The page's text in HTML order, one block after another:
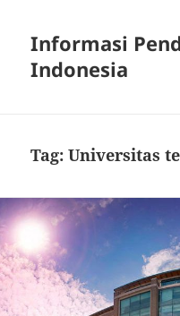
Informasi
Indonesia
Tag:Universitas